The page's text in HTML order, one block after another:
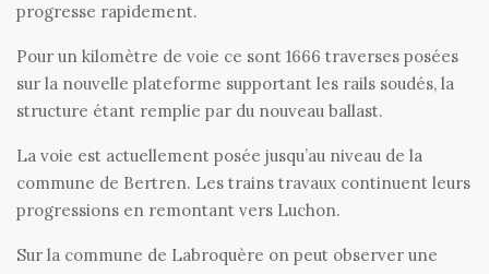
progresse rapidement.
Pour un kilomètre de voie ce sont 1666 traverses posées
sur la nouvelle plateforme supportant les rails soudés, la
structure étant remplie par du nouveau ballast.
La voie est actuellement posée jusqu’au niveau de la
commune de Bertren. Les trains travaux continuent leurs
progressions en remontant vers Luchon.
Sur la commune de Labroquère on peut observer une